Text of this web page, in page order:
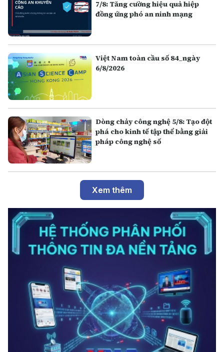
7/8: Tăng cường hiệu quả hiệp
đồng ứng phó an ninh mạng
Việt Nam toàn cầu số 84_ngày
6/8/2026
Dòng chảy công nghệ 5/8: Tạo đột
phá cho kinh tế tập thể bằng giải
pháp công nghệ số
Xem thêm